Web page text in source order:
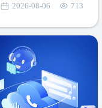
2026-08-06 713